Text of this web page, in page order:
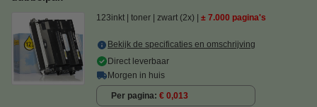
123inkt toner zwart (2x) ± 7.000 pagina's
Bekijk de specificaties en omschrijving
Direct leverbaar
Morgen in huis
Per pagina € 0,013